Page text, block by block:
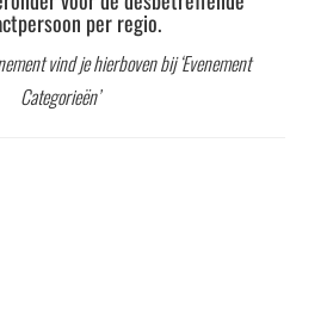
per regio.
vind je hierboven bij ‘Evenement
Categorieën’